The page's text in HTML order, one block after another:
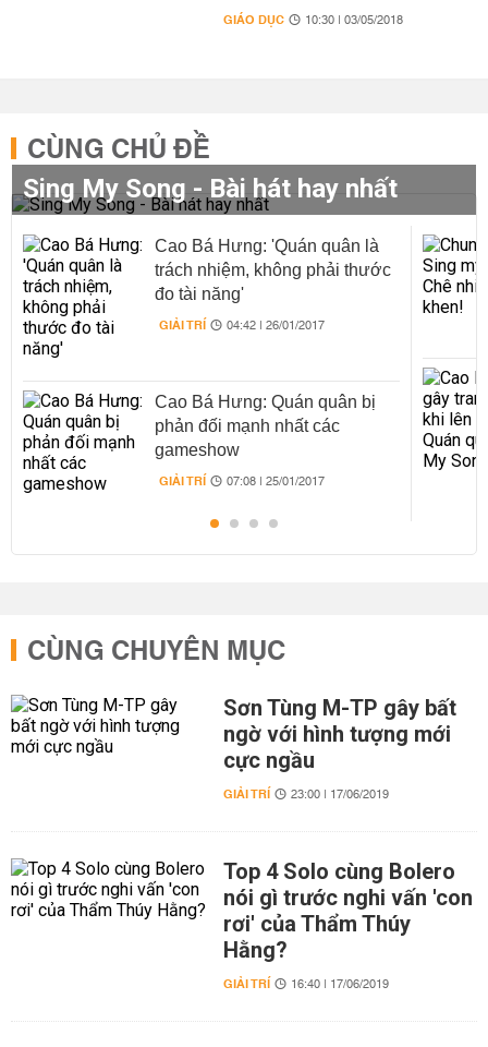
GIÁO DỤC 10:30 | 03/05/2018
CÙNG CHỦ ĐỀ
Sing My Song - Bài hát hay nhất
Cao Bá Hưng: 'Quán quân là
trách nhiệm, không phải thước
đo tài năng'
GIẢI TRÍ 04:42 | 26/01/2017
Cao Bá Hưng: Quán quân bị
phản đối mạnh nhất các
gameshow
GIẢI TRÍ 07:08 | 25/01/2017
CÙNG CHUYÊN MỤC
Sơn Tùng M-TP gây bất
ngờ với hình tượng mới
cực ngầu
GIẢI TRÍ 23:00 | 17/06/2019
Top 4 Solo cùng Bolero
nói gì trước nghi vấn 'con
rơi' của Thẩm Thúy
Hằng?
GIẢI TRÍ 16:40 | 17/06/2019